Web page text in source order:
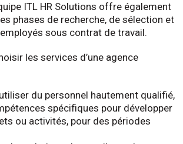
ITL HR Solutions offre également
phases de recherche, de sélection et
sous contrat de travail.
les services d’une agence
du personnel hautement qualifié,
spécifiques pour développer
ou activités, pour des périodes